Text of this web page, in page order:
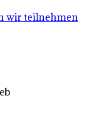
wir teilnehmen